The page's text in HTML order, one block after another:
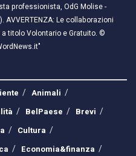
professionista, OdG Molise -
Le collaborazioni
titolo Volontario e Gratuito. ©
Animali
BelPaese
Brevi
Cultura
Economia&finanza